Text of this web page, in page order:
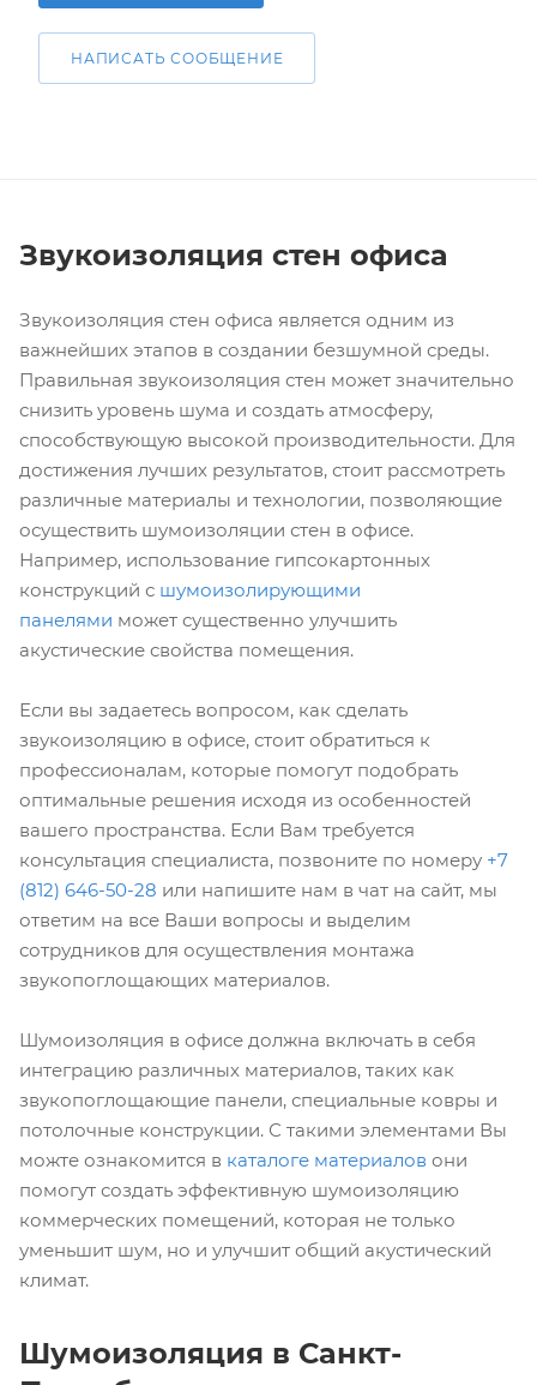
НАПИСАТЬ СООБЩЕНИЕ
Звукоизоляция стен офиса
Звукоизоляция стен офиса является одним из
важнейших этапов в создании безшумной среды.
Правильная звукоизоляция стен может значительно
снизить уровень шума и создать атмосферу,
способствующую высокой производительности. Для
достижения лучших результатов, стоит рассмотреть
различные материалы и технологии, позволяющие
осуществить шумоизоляции стен в офисе.
Например, использование гипсокартонных
конструкций с шумоизолирующими
панелями может существенно улучшить
акустические свойства помещения.
Если вы задаетесь вопросом, как сделать
звукоизоляцию в офисе, стоит обратиться к
профессионалам, которые помогут подобрать
оптимальные решения исходя из особенностей
вашего пространства. Если Вам требуется
консультация специалиста, позвоните по номеру +7
(812) 646-50-28 или напишите нам в чат на сайт, мы
ответим на все Ваши вопросы и выделим
сотрудников для осуществления монтажа
звукопоглощающих материалов.
Шумоизоляция в офисе должна включать в себя
интеграцию различных материалов, таких как
звукопоглощающие панели, специальные ковры и
потолочные конструкции. С такими элементами Вы
можте ознакомится в каталоге материалов они
помогут создать эффективную шумоизоляцию
коммерческих помещений, которая не только
уменьшит шум, но и улучшит общий акустический
климат.
Шумоизоляция в Санкт-